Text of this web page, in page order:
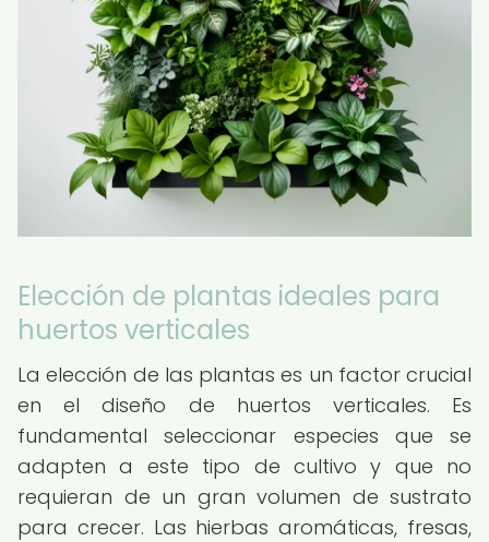
Elección de plantas ideales para
huertos verticales
La elección de las plantas es un factor crucial
en el diseño de huertos verticales. Es
fundamental seleccionar especies que se
adapten a este tipo de cultivo y que no
requieran de un gran volumen de sustrato
para crecer. Las hierbas aromáticas, fresas,